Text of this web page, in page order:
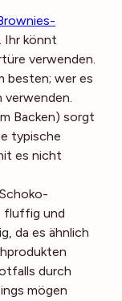
Ihr könnt
verwenden.
besten; wer es
verwenden.
Backen) sorgt
typische
es nicht
fluffig und
da es ähnlich
durch
mögen